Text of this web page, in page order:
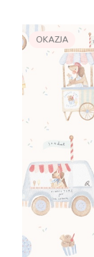
OKAZJA